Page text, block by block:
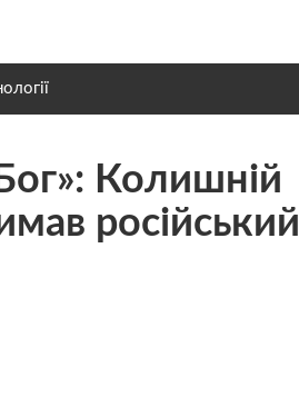
Колишній
російський